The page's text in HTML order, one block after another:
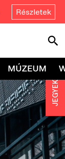
Részletek
MÚZEUM
JEGYEK